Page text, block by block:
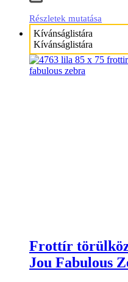
Részletek mutatása
Kívánságlistára
Kívánságlistára
Frottír
Jou Fabulous